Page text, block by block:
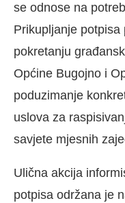
se odnose na
Prikupljanje
pokretanju
Općine Bugojno i
poduzimanje
uslova za
savjete mjesnih
Ulična akcija
potpisa održana je